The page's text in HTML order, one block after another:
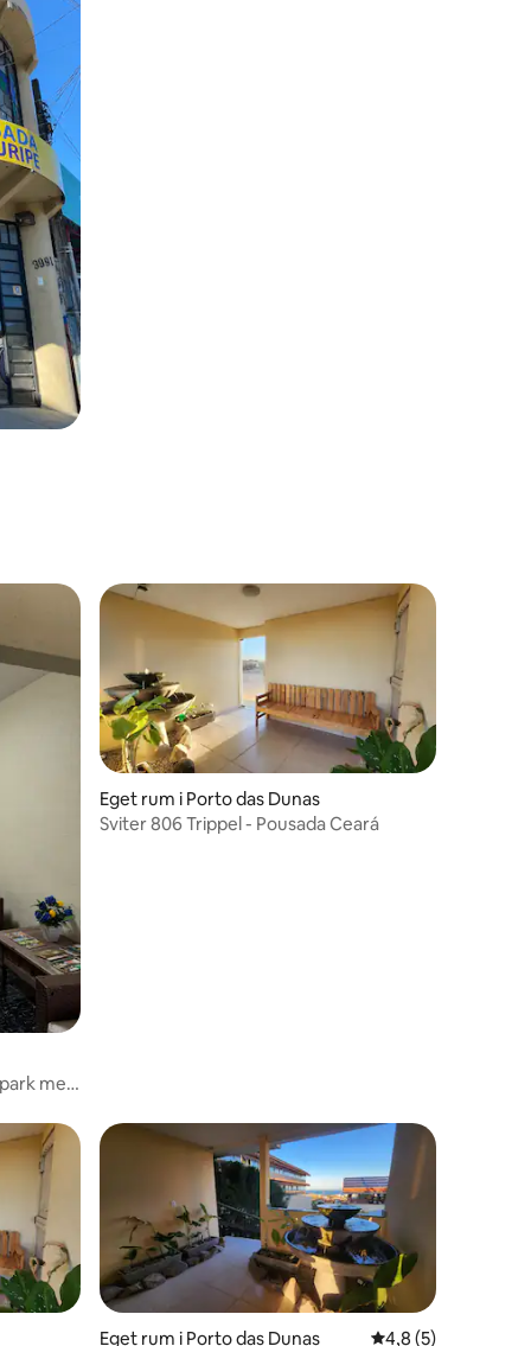
med
Eget rum i Porto das Dunas
Sviter 806 Trippel - Pousada Ceará
Eget rum i Porto das Dunas 4,8 av 5 i
4,8 (5)